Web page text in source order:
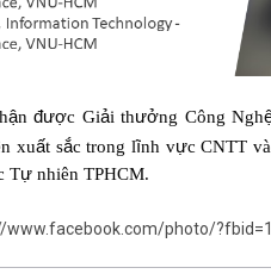
ậnđược Giải thưởng Công Ngh
xuất sắc trong lĩnh vực CNTT
Tự nhiên TPHCM.
www.facebook.com/photo/